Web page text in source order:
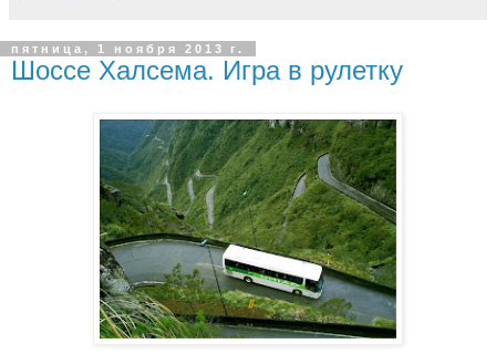
пятница, 1 ноября 2013 г.
Шоссе Халсема. Игра в рулетку